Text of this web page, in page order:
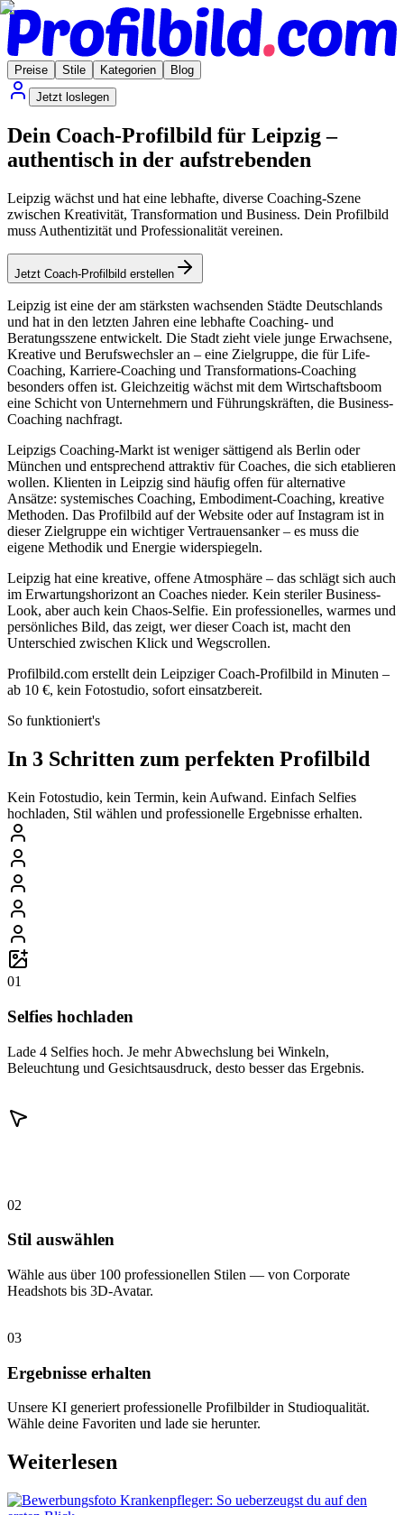
Preise Stile Kategorien
Blog
Jetzt loslegen
Dein Coach-Profilbild für Leipzig –
authentisch in der aufstrebenden
Leipzig wächst und hat eine lebhafte, diverse Coaching-Szene
zwischen Kreativität, Transformation und Business. Dein Profilbild
muss Authentizität und Professionalität vereinen.
Jetzt Coach-Profilbild erstellen
Leipzig ist eine der am stärksten wachsenden Städte Deutschlands
und hat in den letzten Jahren eine lebhafte Coaching- und
Beratungsszene entwickelt. Die Stadt zieht viele junge Erwachsene,
Kreative und Berufswechsler an – eine Zielgruppe, die für Life-
Coaching, Karriere-Coaching und Transformations-Coaching
besonders offen ist. Gleichzeitig wächst mit dem Wirtschaftsboom
eine Schicht von Unternehmern und Führungskräften, die Business-
Coaching nachfragt.
Leipzigs Coaching-Markt ist weniger sättigend als Berlin oder
München und entsprechend attraktiv für Coaches, die sich etablieren
wollen. Klienten in Leipzig sind häufig offen für alternative
Ansätze: systemisches Coaching, Embodiment-Coaching, kreative
Methoden. Das Profilbild auf der Website oder auf Instagram ist in
dieser Zielgruppe ein wichtiger Vertrauensanker – es muss die
eigene Methodik und Energie widerspiegeln.
Leipzig hat eine kreative, offene Atmosphäre – das schlägt sich auch
im Erwartungshorizont an Coaches nieder. Kein steriler Business-
Look, aber auch kein Chaos-Selfie. Ein professionelles, warmes und
persönliches Bild, das zeigt, wer dieser Coach ist, macht den
Unterschied zwischen Klick und Wegscrollen.
Profilbild.com erstellt dein Leipziger Coach-Profilbild in Minuten –
ab 10 €, kein Fotostudio, sofort einsatzbereit.
So funktioniert's
In 3 Schritten zum perfekten Profilbild
Kein Fotostudio, kein Termin, kein Aufwand. Einfach Selfies
hochladen, Stil wählen und professionelle Ergebnisse erhalten.
01
Selfies hochladen
Lade 4 Selfies hoch. Je mehr Abwechslung bei Winkeln,
Beleuchtung und Gesichtsausdruck, desto besser das Ergebnis.
02
Stil auswählen
Wähle aus über 100 professionellen Stilen — von Corporate
Headshots bis 3D-Avatar.
03
Ergebnisse erhalten
Unsere KI generiert professionelle Profilbilder in Studioqualität.
Wähle deine Favoriten und lade sie herunter.
Weiterlesen